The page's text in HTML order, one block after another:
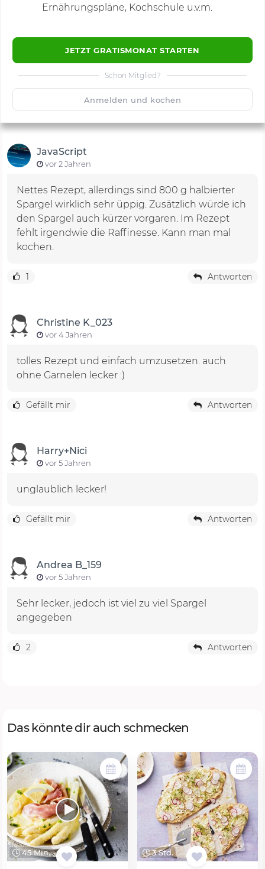
Ernährungspläne, Kochschule u.v.m.
JETZT GRATISMONAT STARTEN
Schon Mitglied?
Anmelden und kochen
🙂 1500 Speichern
JavaScript
vor 2 Jahren
Nettes Rezept, allerdings sind 800 g halbierter
Spargel wirklich sehr üppig. Zusätzlich würde ich
den Spargel auch kürzer vorgaren. Im Rezept
fehlt irgendwie die Raffinesse. Kann man mal
kochen.
1 Antworten
Christine K_023
vor 4 Jahren
tolles Rezept und einfach umzusetzen. auch
ohne Garnelen lecker :)
Gefällt mir Antworten
Harry+Nici
vor 5 Jahren
unglaublich lecker!
Gefällt mir Antworten
Andrea B_159
vor 5 Jahren
Sehr lecker, jedoch ist viel zu viel Spargel
angegeben
2 Antworten
Das könnte dir auch schmecken
45 Min. 3 Std.